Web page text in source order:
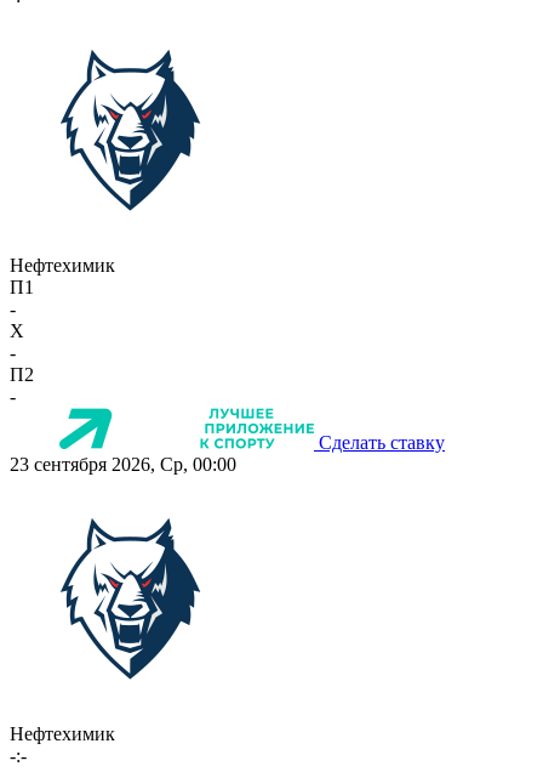
Нефтехимик
П1
-
X
-
П2
-
Сделать ставку
23 сентября 2026, Ср, 00:00
Нефтехимик
-:-